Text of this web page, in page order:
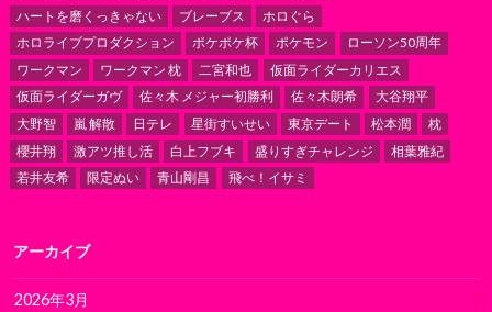
ハートを磨くっきゃない
ブレーブス
ホロぐら
ホロライブプロダクション
ポケポケ杯 ポケモン
ローソン50周年
ワークマン
ワークマン 枕 二宮和也
仮面ライダーカリエス
仮面ライダーガヴ
佐々木 メジャー初勝利 佐々木朗希
大谷翔平
大野智
嵐 解散 日テレ 星街すいせい 東京デート 松本潤
枕
櫻井翔
激アツ推し活 白上フブキ 盛りすぎチャレンジ
相葉雅紀
若井友希
限定ぬい 青山剛昌 飛べ！イサミ
アーカイブ
2026年3月